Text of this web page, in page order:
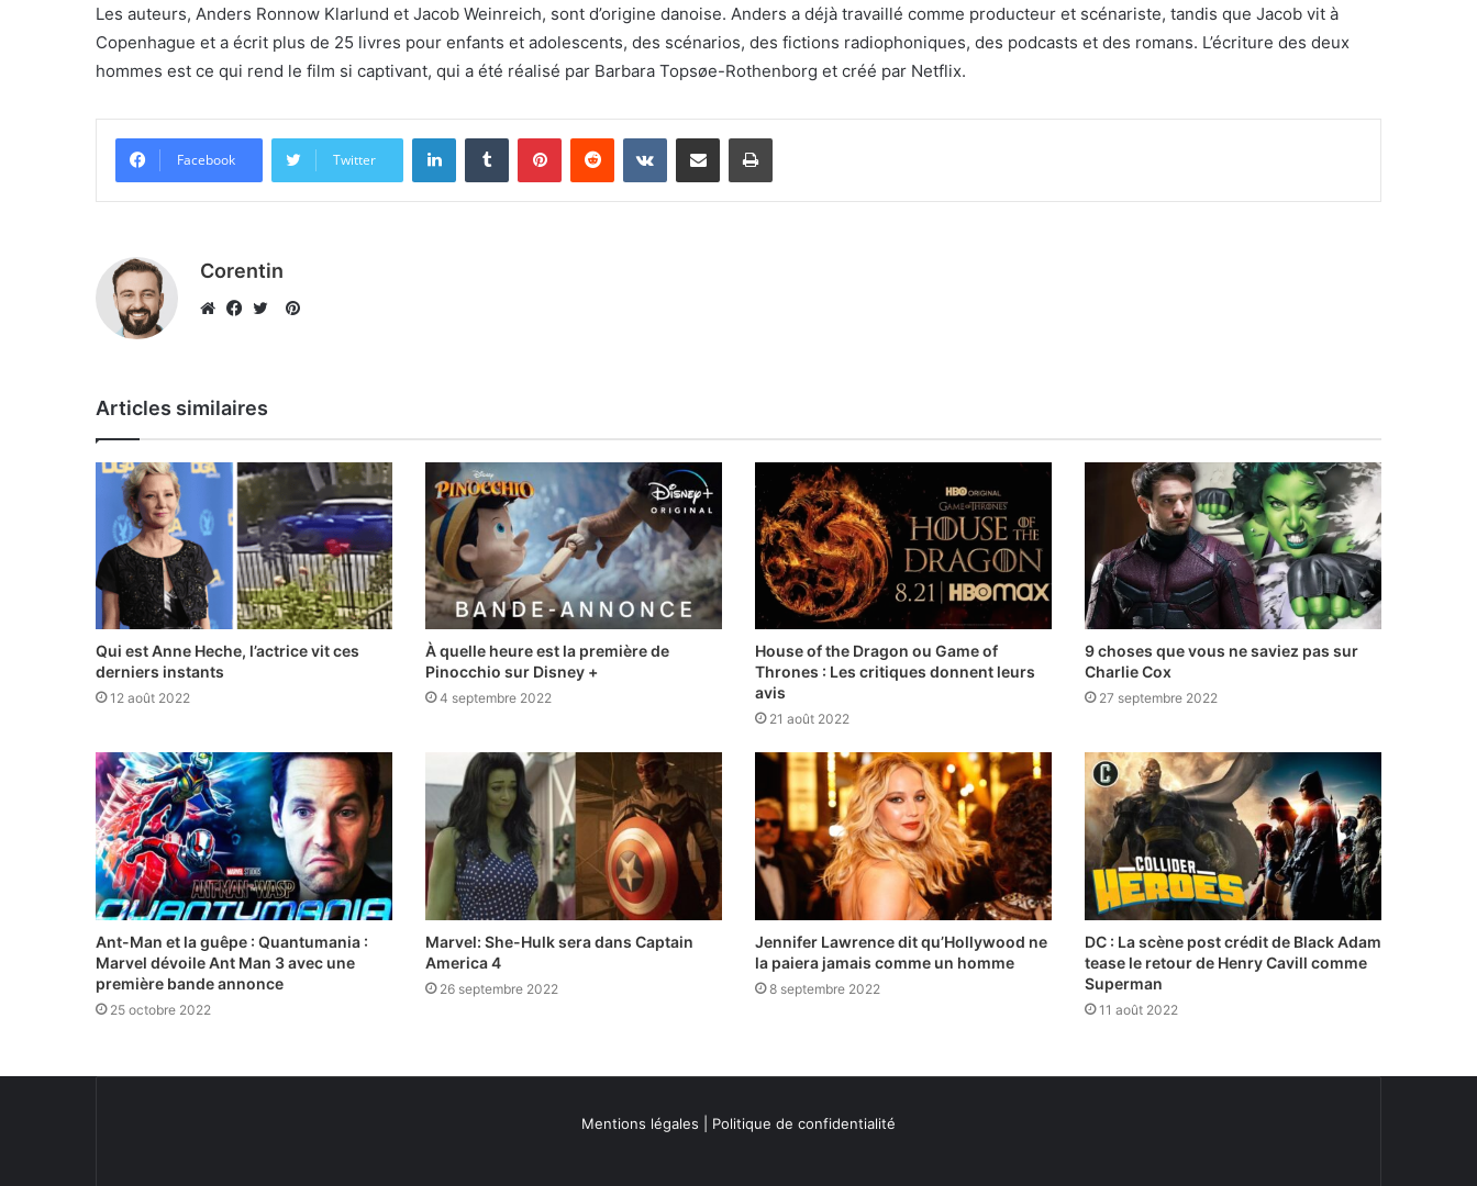
Les auteurs, Anders Ronnow Klarlund et Jacob Weinreich, sont d’origine danoise. Anders a déjà travaillé comme producteur et scénariste, tandis que Jacob vit à
Copenhague et a écrit plus de 25 livres pour enfants et adolescents, des scénarios, des fictions radiophoniques, des podcasts et des romans. L’écriture des deux
hommes est ce qui rend le film si captivant, qui a été réalisé par Barbara Topsøe-Rothenborg et créé par Netflix.
Facebook Twitter
LinkedinTumblr PinterestReddit VKontaktePartager par email Imprimer
Corentin
Pinterest
Articles similaires
Qui est Anne Heche, l’actrice vit ces
derniers instants
12 août 2022
À quelle heure est la première de
Pinocchio sur Disney +
4 septembre 2022
House of the Dragon ou Game of
Thrones : Les critiques donnent leurs
avis
21 août 2022
9 choses que vous ne saviez pas sur
Charlie Cox
27 septembre 2022
Ant-Man et la guêpe : Quantumania :
Marvel dévoile Ant Man 3 avec une
première bande annonce
25 octobre 2022
Marvel: She-Hulk sera dans Captain
America 4
26 septembre 2022
Jennifer Lawrence dit qu’Hollywood ne
la paiera jamais comme un homme
8 septembre 2022
DC : La scène post crédit de Black Adam
tease le retour de Henry Cavill comme
Superman
11 août 2022
Mentions légales Politique de confidentialité